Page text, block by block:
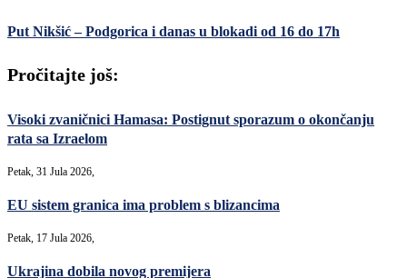
Put Nikšić – Podgorica i danas u blokadi od 16 do 17h
Pročitajte još:
Visoki zvaničnici Hamasa: Postignut sporazum o okončanju
rata sa Izraelom
Petak, 31 Jula 2026,
EU sistem granica ima problem s blizancima
Petak, 17 Jula 2026,
Ukrajina dobila novog premijera